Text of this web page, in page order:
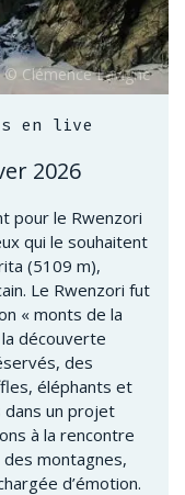
en live
2026
pour le Rwenzori
qui le souhaitent
(5109 m),
Le Rwenzori fut
« monts de la
découverte
des
éléphants et
dans un projet
à la rencontre
montagnes,
d’émotion.